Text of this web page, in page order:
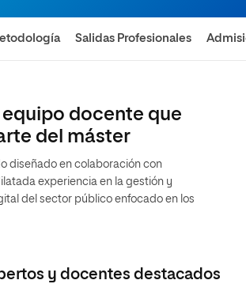
Salidas Profesionales
docente que
del máster
diseñado en colaboración con
experiencia en la gestión y
del sector público enfocado en los
y docentes destacados